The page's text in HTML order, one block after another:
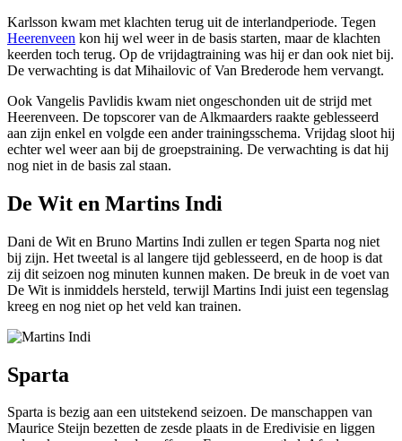
Karlsson kwam met klachten terug uit de interlandperiode. Tegen
Heerenveen kon hij wel weer in de basis starten, maar de klachten
keerden toch terug. Op de vrijdagtraining was hij er dan ook niet bij.
De verwachting is dat Mihailovic of Van Brederode hem vervangt.
Ook Vangelis Pavlidis kwam niet ongeschonden uit de strijd met
Heerenveen. De topscorer van de Alkmaarders raakte geblesseerd
aan zijn enkel en volgde een ander trainingsschema. Vrijdag sloot hij
echter wel weer aan bij de groepstraining. De verwachting is dat hij
nog niet in de basis zal staan.
De Wit en Martins Indi
Dani de Wit en Bruno Martins Indi zullen er tegen Sparta nog niet
bij zijn. Het tweetal is al langere tijd geblesseerd, en de hoop is dat
zij dit seizoen nog minuten kunnen maken. De breuk in de voet van
De Wit is inmiddels hersteld, terwijl Martins Indi juist een tegenslag
kreeg en nog niet op het veld kan trainen.
Sparta
Sparta is bezig aan een uitstekend seizoen. De manschappen van
Maurice Steijn bezetten de zesde plaats in de Eredivisie en liggen